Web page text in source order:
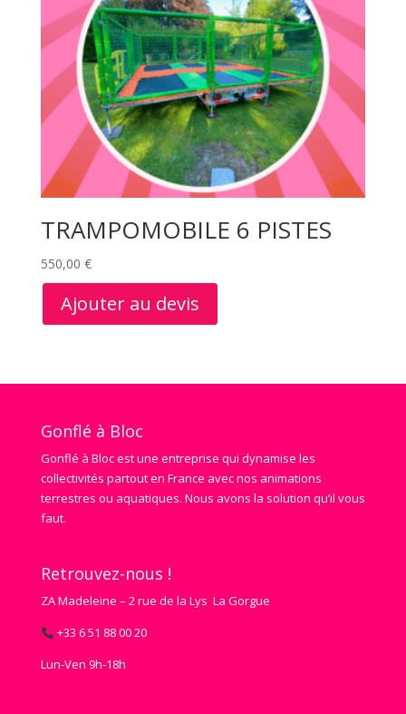
TRAMPOMOBILE 6 PISTES
550,00 €
Ajouter au devis
Gonflé à Bloc
Gonflé à Bloc est une entreprise qui dynamise les
collectivités partout en France avec nos animations
terrestres ou aquatiques. Nous avons la solution qu’il vous
faut.
Retrouvez-nous !
ZA Madeleine – 2 rue de la Lys La Gorgue
+33 6 51 88 00 20
Lun‑Ven 9h‑18h